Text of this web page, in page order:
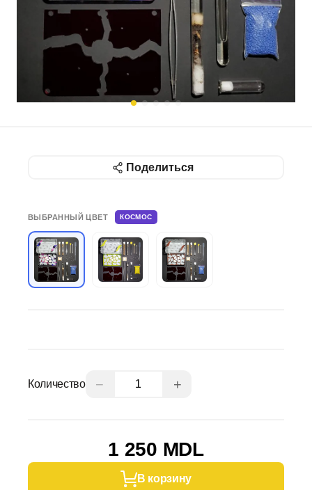
Поделиться
ВЫБРАННЫЙ ЦВЕТ КОСМОС
Количество − +
1 250 MDL
В корзину